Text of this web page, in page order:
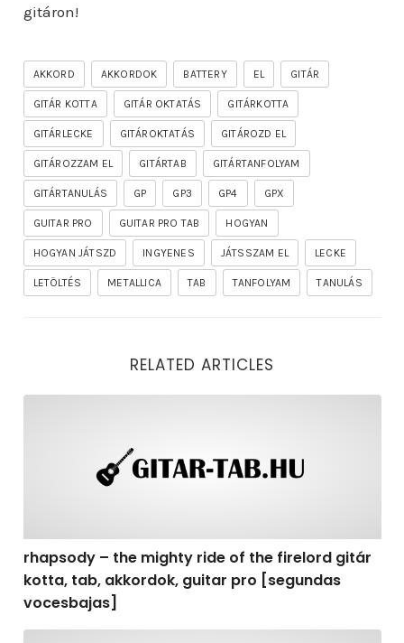
gitáron!
AKKORD AKKORDOK BATTERY EL GITÁR
GITÁR KOTTA GITÁR OKTATÁS GITÁRKOTTA
GITÁRLECKE GITÁROKTATÁS GITÁROZD EL
GITÁROZZAM EL GITÁRTAB GITÁRTANFOLYAM
GITÁRTANULÁS GP GP3 GP4 GPX
GUITAR PRO GUITAR PRO TAB HOGYAN
HOGYAN JÁTSZD INGYENES JÁTSSZAM EL LECKE
LETÖLTÉS METALLICA TAB TANFOLYAM TANULÁS
RELATED ARTICLES
rhapsody – the mighty ride of the firelord gitár
kotta, tab, akkordok, guitar pro [segundas
vocesbajas]